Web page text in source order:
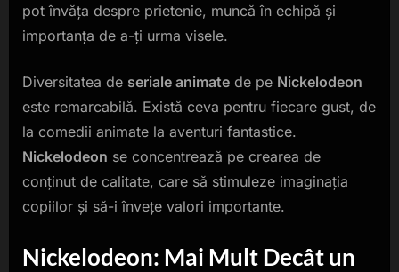
pot învăța despre prietenie, muncă în echipă și
importanța de a-ți urma visele.
Diversitatea de seriale animate de pe Nickelodeon
este remarcabilă. Există ceva pentru fiecare gust, de
la comedii animate la aventuri fantastice.
Nickelodeon se concentrează pe crearea de
conținut de calitate, care să stimuleze imaginația
copiilor și să-i învețe valori importante.
Nickelodeon: Mai Mult Decât un